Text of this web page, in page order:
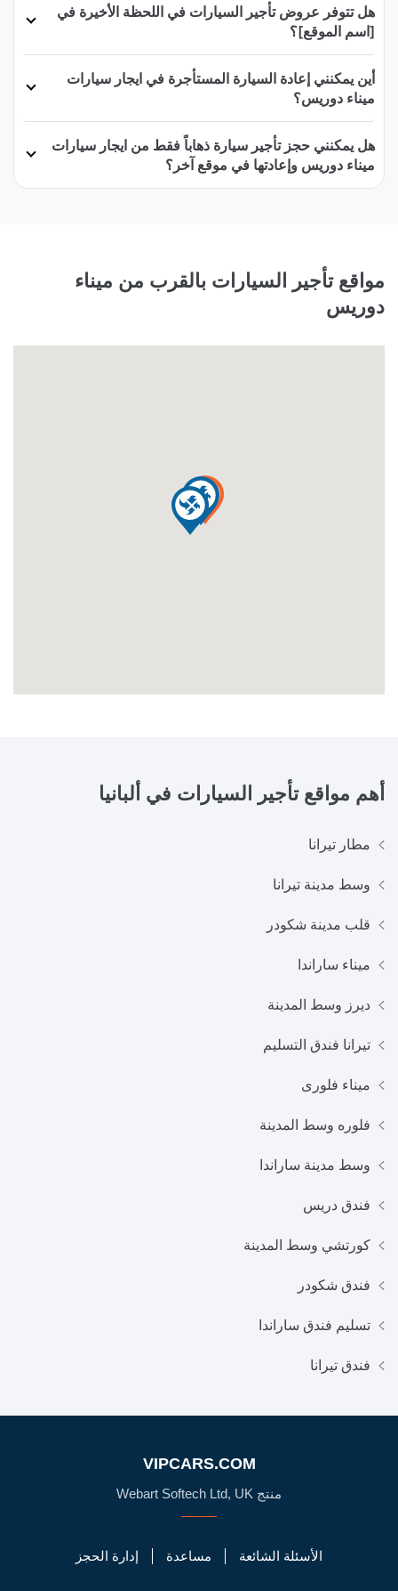
هل تتوفر عروض تأجير السيارات في اللحظة الأخيرة في
[اسم الموقع]؟
أين يمكنني إعادة السيارة المستأجرة في ايجار سيارات
ميناء دوريس؟
هل يمكنني حجز تأجير سيارة ذهاباً فقط من ايجار سيارات
ميناء دوريس وإعادتها في موقع آخر؟
مواقع تأجير السيارات بالقرب من ميناء
دوريس
أهم مواقع تأجير السيارات في ألبانيا
مطار تيرانا
وسط مدينة تيرانا
قلب مدينة شكودر
ميناء ساراندا
ديرز وسط المدينة
تيرانا فندق التسليم
ميناء فلورى
فلوره وسط المدينة
وسط مدينة ساراندا
فندق دريس
كورتشي وسط المدينة
فندق شكودر
تسليم فندق ساراندا
فندق تيرانا
VIPCARS.COM
منتج Webart Softech Ltd, UK
الأسئلة الشائعة مساعدة إدارة الحجز